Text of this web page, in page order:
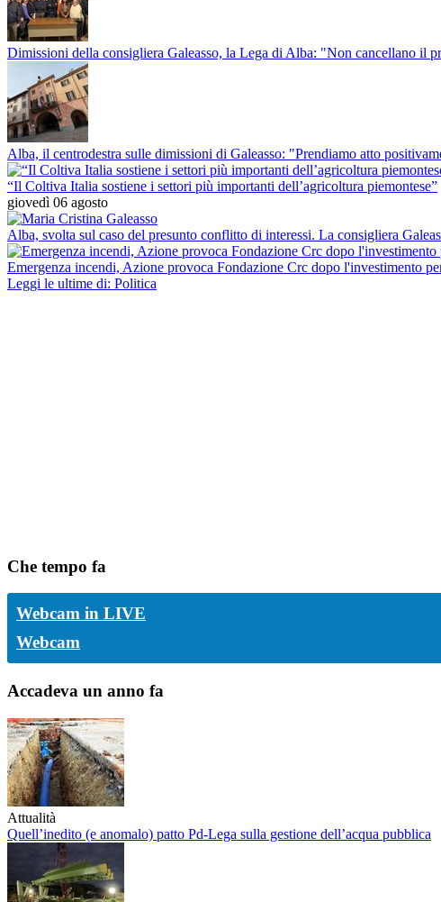
Dimissioni della consigliera Galeasso, la Lega di Alba: "Non cancellano il
Alba, il centrodestra sulle dimissioni di Galeasso: "Prendiamo atto
“Il Coltiva Italia sostiene i settori più importanti dell’agricoltura piemontese”
giovedì 06 agosto
Alba, svolta sul caso del presunto conflitto di interessi. La consigliera
Emergenza incendi, Azione provoca Fondazione Crc dopo l'investimento
Leggi le ultime di: Politica
Che tempo fa
Webcam in LIVE
Webcam
Accadeva un anno fa
Attualità
Quell’inedito (e anomalo) patto Pd-Lega sulla gestione dell’acqua pubblica